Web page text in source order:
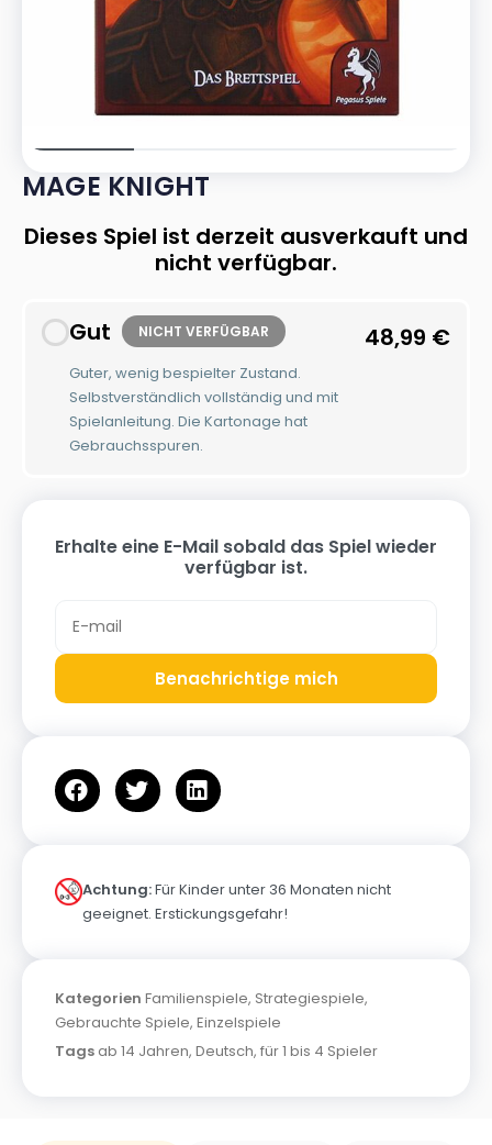
MAGE KNIGHT
Dieses Spiel ist derzeit ausverkauft und
nicht verfügbar.
Gut NICHT VERFÜGBAR
Guter, wenig bespielter Zustand.
Selbstverständlich vollständig und mit
Spielanleitung. Die Kartonage hat
Gebrauchsspuren.
48,99 €
Erhalte eine E-Mail sobald das Spiel wieder
verfügbar ist.
Benachrichtige mich
Achtung:Für Kinder unter 36 Monaten nicht
geeignet. Erstickungsgefahr!
Kategorien Familienspiele, Strategiespiele,
Gebrauchte Spiele, Einzelspiele
Tags ab 14 Jahren, Deutsch, für 1 bis 4 Spieler